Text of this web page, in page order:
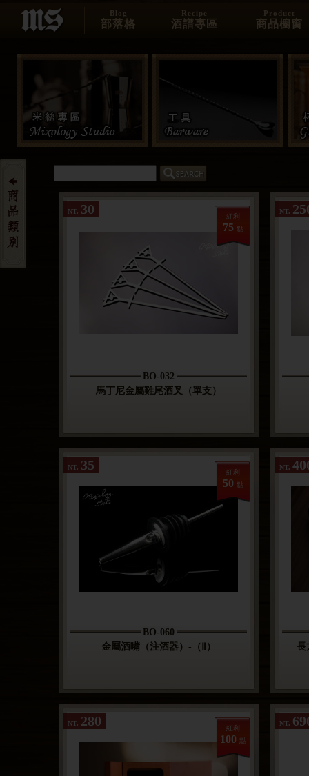
Blog
部落格
Recipe
酒譜專區
Product
商品櫥窗
BO-032
馬丁尼金屬雞尾酒叉（單支）
NT. 30 紅利
75 點
NT.
BO-060
金屬酒嘴（注酒器）-（Ⅱ）
NT. 35 紅利
50 點
長
NT.
NT. 280 紅利
100 點
NT.